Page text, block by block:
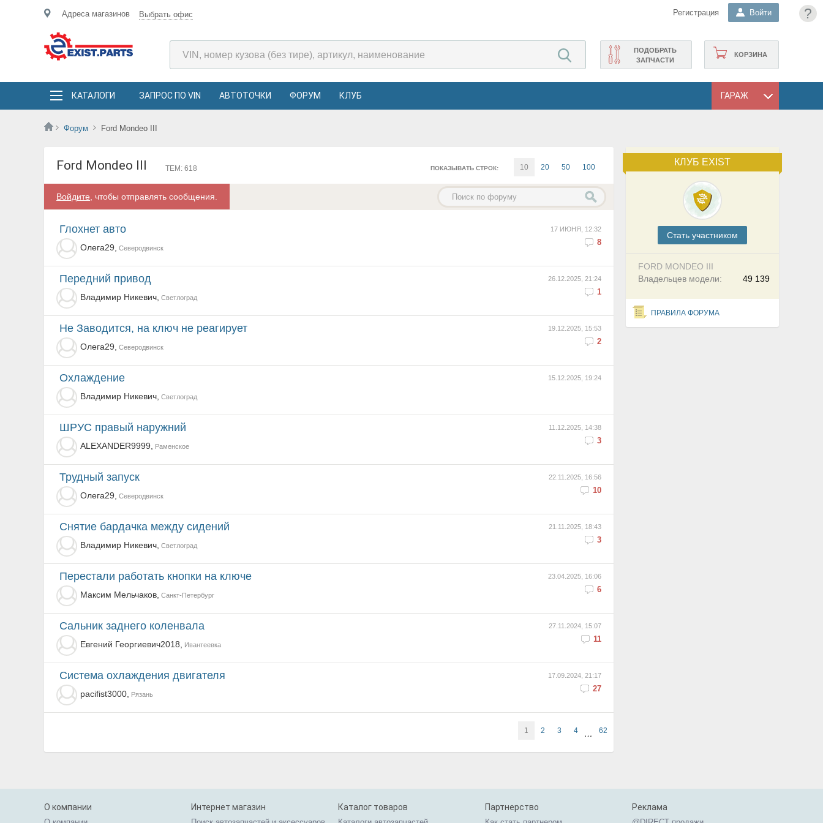
?
Адреса магазинов Выбрать офис Регистрация Войти
КОРЗИНА
ПОДОБРАТЬ
ЗАПЧАСТИ
КАТАЛОГИ ЗАПРОС ПО VIN АВТОТОЧКИ ФОРУМ КЛУБ ГАРАЖ
Форум Ford Mondeo III
КЛУБ EXIST
Cтать участником
FORD MONDEO III
49 139
Владельцев модели:
ПРАВИЛА ФОРУМА
Ford Mondeo III ПОКАЗЫВАТЬ СТРОК: 10 20 50 100
ТЕМ: 618
Войдите , чтобы отправлять сообщения.
17 ИЮНЯ, 12:32
8
Глохнет авто
Олега29, Северодвинск
26.12.2025, 21:24
1
Передний привод
Владимир Никевич, Светлоград
19.12.2025, 15:53
2
Не Заводится, на ключ не реагирует
Олега29, Северодвинск
15.12.2025, 19:24
Охлаждение
Владимир Никевич, Светлоград
11.12.2025, 14:38
3
ШРУС правый наружний
ALEXANDER9999, Раменское
22.11.2025, 16:56
10
Трудный запуск
Олега29, Северодвинск
21.11.2025, 18:43
3
Снятие бардачка между сидений
Владимир Никевич, Светлоград
23.04.2025, 16:06
6
Перестали работать кнопки на ключе
Максим Мельчаков, Санкт-Петербург
27.11.2024, 15:07
11
Сальник заднего коленвала
Евгений Георгиевич2018, Ивантеевка
17.09.2024, 21:17
27
Система охлаждения двигателя
pacifist3000, Рязань
1 2 3 4 … 62
О компании Интернет магазин Каталог товаров Партнерство Реклама